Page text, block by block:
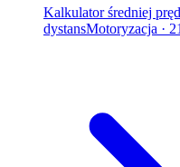
Kalkulator średniej
dystansMotoryzacja ·